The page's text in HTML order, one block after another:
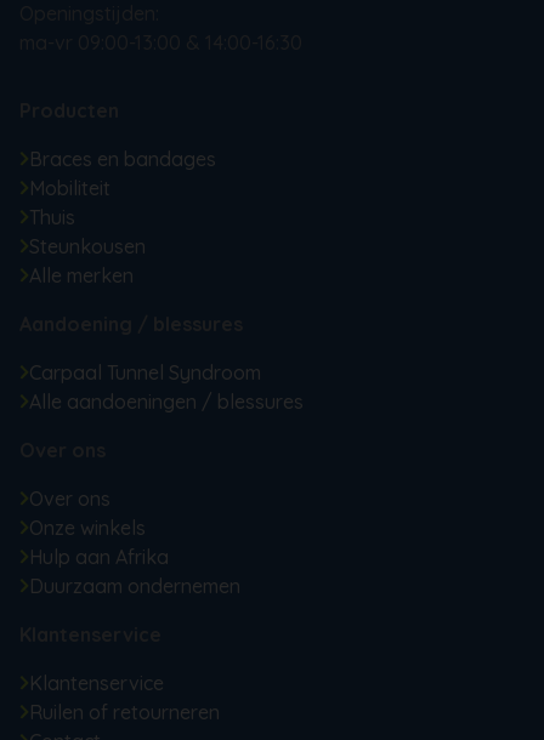
Braces en bandages
Mobiliteit
Thuis
Steunkousen
Alle merken
Carpaal Tunnel Syndroom
Alle aandoeningen / blessures
Over ons
Onze winkels
Hulp aan Afrika
Duurzaam ondernemen
Klantenservice
Ruilen of retourneren